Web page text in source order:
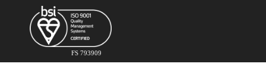
FS 793909